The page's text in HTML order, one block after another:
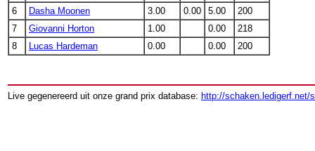
6
Dasha Moonen 3.00 0.00 5.00
200
7
Giovanni Horton 1.00 0.00
218
8
Lucas Hardeman 0.00 0.00 200
Live gegenereerd uit onze grand prix database: http://schaken.ledigerf.net/